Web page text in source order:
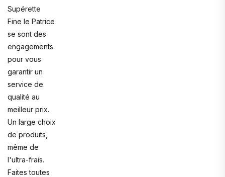
Supérette
Fine le Patrice
se sont des
engagements
pour vous
garantir un
service de
qualité au
meilleur prix.
Un large choix
de produits,
même de
l'ultra-frais.
Faites toutes